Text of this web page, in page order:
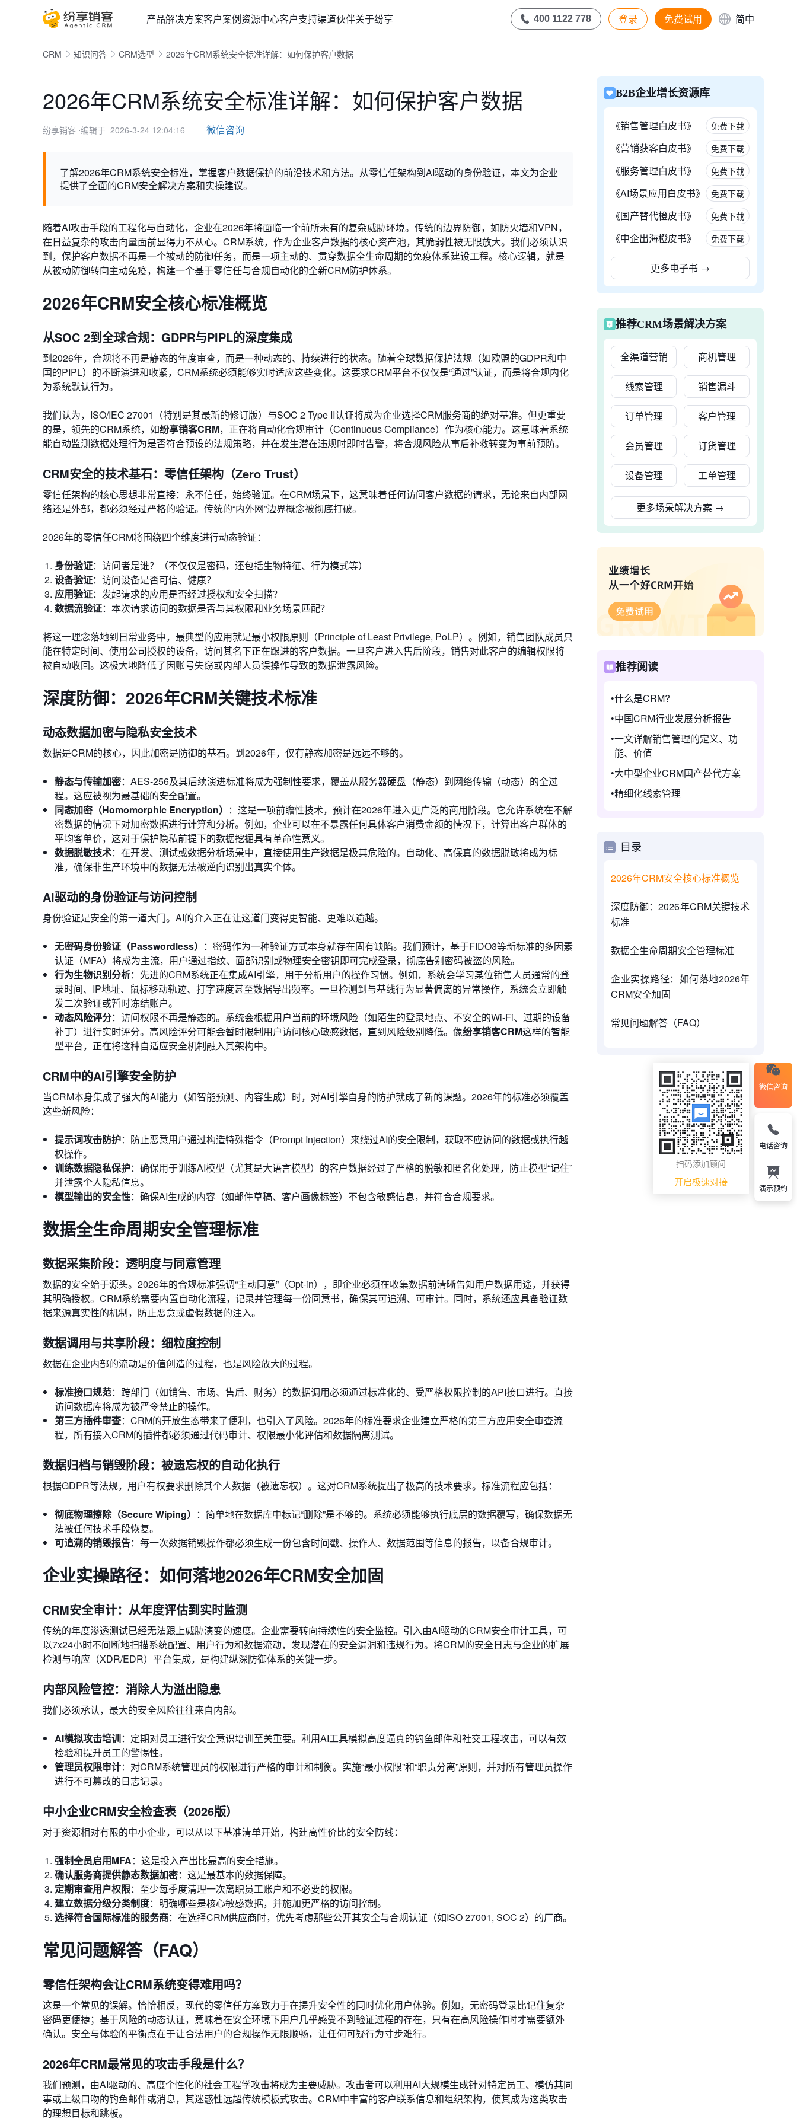
产品解决方案客户案例资源中心客户支持渠道伙伴关于纷享 400 1122 778 登录 免费试用 简中
CRM 知识问答 CRM选型 2026年CRM系统安全标准详解：如何保护客户数据
2026年CRM系统安全标准详解：如何保护客户数据
纷享销客 ⋅编辑于 2026-3-24 12:04:16 微信咨询
了解2026年CRM系统安全标准，掌握客户数据保护的前沿技术和方法。从零信任架构到AI驱动的身份验证，本文为企业
提供了全面的CRM安全解决方案和实操建议。
随着AI攻击手段的工程化与自动化，企业在2026年将面临一个前所未有的复杂威胁环境。传统的边界防御，如防火墙和VPN，
在日益复杂的攻击向量面前显得力不从心。CRM系统，作为企业客户数据的核心资产池，其脆弱性被无限放大。我们必须认识
到，保护客户数据不再是一个被动的防御任务，而是一项主动的、贯穿数据全生命周期的免疫体系建设工程。核心逻辑，就是
从被动防御转向主动免疫，构建一个基于零信任与合规自动化的全新CRM防护体系。
2026年CRM安全核心标准概览
从SOC 2到全球合规：GDPR与PIPL的深度集成
到2026年，合规将不再是静态的年度审查，而是一种动态的、持续进行的状态。随着全球数据保护法规（如欧盟的GDPR和中
国的PIPL）的不断演进和收紧，CRM系统必须能够实时适应这些变化。这要求CRM平台不仅仅是“通过”认证，而是将合规内化
为系统默认行为。
我们认为，ISO/IEC 27001（特别是其最新的修订版）与SOC 2 Type II认证将成为企业选择CRM服务商的绝对基准。但更重要
的是，领先的CRM系统，如纷享销客CRM，正在将自动化合规审计（Continuous Compliance）作为核心能力。这意味着系统
能自动监测数据处理行为是否符合预设的法规策略，并在发生潜在违规时即时告警，将合规风险从事后补救转变为事前预防。
CRM安全的技术基石：零信任架构（Zero Trust）
零信任架构的核心思想非常直接：永不信任，始终验证。在CRM场景下，这意味着任何访问客户数据的请求，无论来自内部网
络还是外部，都必须经过严格的验证。传统的“内外网”边界概念被彻底打破。
2026年的零信任CRM将围绕四个维度进行动态验证：
身份验证：访问者是谁？（不仅仅是密码，还包括生物特征、行为模式等）
设备验证：访问设备是否可信、健康？
应用验证：发起请求的应用是否经过授权和安全扫描？
数据流验证：本次请求访问的数据是否与其权限和业务场景匹配？
将这一理念落地到日常业务中，最典型的应用就是最小权限原则（Principle of Least Privilege, PoLP）。例如，销售团队成员只
能在特定时间、使用公司授权的设备，访问其名下正在跟进的客户数据。一旦客户进入售后阶段，销售对此客户的编辑权限将
被自动收回。这极大地降低了因账号失窃或内部人员误操作导致的数据泄露风险。
深度防御：2026年CRM关键技术标准
动态数据加密与隐私安全技术
数据是CRM的核心，因此加密是防御的基石。到2026年，仅有静态加密是远远不够的。
静态与传输加密：AES-256及其后续演进标准将成为强制性要求，覆盖从服务器硬盘（静态）到网络传输（动态）的全过
程。这应被视为最基础的安全配置。
同态加密（Homomorphic Encryption） ：这是一项前瞻性技术，预计在2026年进入更广泛的商用阶段。它允许系统在不解
密数据的情况下对加密数据进行计算和分析。例如，企业可以在不暴露任何具体客户消费金额的情况下，计算出客户群体的
平均客单价，这对于保护隐私前提下的数据挖掘具有革命性意义。
数据脱敏技术：在开发、测试或数据分析场景中，直接使用生产数据是极其危险的。自动化、高保真的数据脱敏将成为标
准，确保非生产环境中的数据无法被逆向识别出真实个体。
AI驱动的身份验证与访问控制
身份验证是安全的第一道大门。AI的介入正在让这道门变得更智能、更难以逾越。
无密码身份验证（Passwordless） ：密码作为一种验证方式本身就存在固有缺陷。我们预计，基于FIDO3等新标准的多因素
认证（MFA）将成为主流，用户通过指纹、面部识别或物理安全密钥即可完成登录，彻底告别密码被盗的风险。
行为生物识别分析：先进的CRM系统正在集成AI引擎，用于分析用户的操作习惯。例如，系统会学习某位销售人员通常的登
录时间、IP地址、鼠标移动轨迹、打字速度甚至数据导出频率。一旦检测到与基线行为显著偏离的异常操作，系统会立即触
发二次验证或暂时冻结账户。
动态风险评分：访问权限不再是静态的。系统会根据用户当前的环境风险（如陌生的登录地点、不安全的Wi-Fi、过期的设备
补丁）进行实时评分。高风险评分可能会暂时限制用户访问核心敏感数据，直到风险级别降低。像纷享销客CRM这样的智能
型平台，正在将这种自适应安全机制融入其架构中。
CRM中的AI引擎安全防护
当CRM本身集成了强大的AI能力（如智能预测、内容生成）时，对AI引擎自身的防护就成了新的课题。2026年的标准必须覆盖
这些新风险：
提示词攻击防护：防止恶意用户通过构造特殊指令（Prompt Injection）来绕过AI的安全限制，获取不应访问的数据或执行越
权操作。
训练数据隐私保护：确保用于训练AI模型（尤其是大语言模型）的客户数据经过了严格的脱敏和匿名化处理，防止模型“记住”
并泄露个人隐私信息。
模型输出的安全性：确保AI生成的内容（如邮件草稿、客户画像标签）不包含敏感信息，并符合合规要求。
数据全生命周期安全管理标准
数据采集阶段：透明度与同意管理
数据的安全始于源头。2026年的合规标准强调“主动同意”（Opt-in），即企业必须在收集数据前清晰告知用户数据用途，并获得
其明确授权。CRM系统需要内置自动化流程，记录并管理每一份同意书，确保其可追溯、可审计。同时，系统还应具备验证数
据来源真实性的机制，防止恶意或虚假数据的注入。
数据调用与共享阶段：细粒度控制
数据在企业内部的流动是价值创造的过程，也是风险放大的过程。
标准接口规范：跨部门（如销售、市场、售后、财务）的数据调用必须通过标准化的、受严格权限控制的API接口进行。直接
访问数据库将成为被严令禁止的操作。
第三方插件审查：CRM的开放生态带来了便利，也引入了风险。2026年的标准要求企业建立严格的第三方应用安全审查流
程，所有接入CRM的插件都必须通过代码审计、权限最小化评估和数据隔离测试。
数据归档与销毁阶段：被遗忘权的自动化执行
根据GDPR等法规，用户有权要求删除其个人数据（被遗忘权）。这对CRM系统提出了极高的技术要求。标准流程应包括：
彻底物理擦除（Secure Wiping） ：简单地在数据库中标记“删除”是不够的。系统必须能够执行底层的数据覆写，确保数据无
法被任何技术手段恢复。
可追溯的销毁报告：每一次数据销毁操作都必须生成一份包含时间戳、操作人、数据范围等信息的报告，以备合规审计。
企业实操路径：如何落地2026年CRM安全加固
CRM安全审计：从年度评估到实时监测
传统的年度渗透测试已经无法跟上威胁演变的速度。企业需要转向持续性的安全监控。引入由AI驱动的CRM安全审计工具，可
以7x24小时不间断地扫描系统配置、用户行为和数据流动，发现潜在的安全漏洞和违规行为。将CRM的安全日志与企业的扩展
检测与响应（XDR/EDR）平台集成，是构建纵深防御体系的关键一步。
内部风险管控：消除人为溢出隐患
我们必须承认，最大的安全风险往往来自内部。
AI模拟攻击培训：定期对员工进行安全意识培训至关重要。利用AI工具模拟高度逼真的钓鱼邮件和社交工程攻击，可以有效
检验和提升员工的警惕性。
管理员权限审计：对CRM系统管理员的权限进行严格的审计和制衡。实施“最小权限”和“职责分离”原则，并对所有管理员操作
进行不可篡改的日志记录。
中小企业CRM安全检查表（2026版）
对于资源相对有限的中小企业，可以从以下基准清单开始，构建高性价比的安全防线：
强制全员启用MFA：这是投入产出比最高的安全措施。
确认服务商提供静态数据加密：这是最基本的数据保障。
定期审查用户权限：至少每季度清理一次离职员工账户和不必要的权限。
建立数据分级分类制度：明确哪些是核心敏感数据，并施加更严格的访问控制。
选择符合国际标准的服务商：在选择CRM供应商时，优先考虑那些公开其安全与合规认证（如ISO 27001, SOC 2）的厂商。
常见问题解答（FAQ）
零信任架构会让CRM系统变得难用吗？
这是一个常见的误解。恰恰相反，现代的零信任方案致力于在提升安全性的同时优化用户体验。例如，无密码登录比记住复杂
密码更便捷；基于风险的动态认证，意味着在安全环境下用户几乎感受不到验证过程的存在，只有在高风险操作时才需要额外
确认。安全与体验的平衡点在于让合法用户的合规操作无限顺畅，让任何可疑行为寸步难行。
2026年CRM最常见的攻击手段是什么？
我们预测，由AI驱动的、高度个性化的社会工程学攻击将成为主要威胁。攻击者可以利用AI大规模生成针对特定员工、模仿其同
事或上级口吻的钓鱼邮件或消息，其迷惑性远超传统模板式攻击。CRM中丰富的客户联系信息和组织架构，使其成为这类攻击
的理想目标和跳板。
B2B企业增长资源库
《销售管理白皮书》 免费下载
《营销获客白皮书》 免费下载
《服务管理白皮书》 免费下载
《AI场景应用白皮书》 免费下载
《国产替代橙皮书》 免费下载
《中企出海橙皮书》 免费下载
更多电子书 →
推荐CRM场景解决方案
全渠道营销 商机管理
线索管理 销售漏斗
订单管理 客户管理
会员管理 订货管理
设备管理 工单管理
更多场景解决方案 →
推荐阅读
什么是CRM?
中国CRM行业发展分析报告
一文详解销售管理的定义、功
能、价值
大中型企业CRM国产替代方案
精细化线索管理
目录
2026年CRM安全核心标准概览
深度防御：2026年CRM关键技术
标准
数据全生命周期安全管理标准
企业实操路径：如何落地2026年
CRM安全加固
常见问题解答（FAQ）
微信咨询
扫码添加顾问
开启极速对接
电话咨询
演示预约